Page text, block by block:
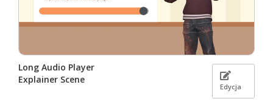
Long Audio Player
Explainer Scene
Edycja